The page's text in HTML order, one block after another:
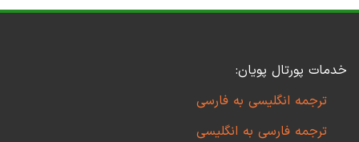
خدمات پورتال پویان:
ترجمه انگلیسی به فارسی
ترجمه فارسی به انگلیسی